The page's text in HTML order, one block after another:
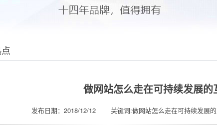
做网站怎么走在可持续发展的
发布日期：2018/12/12 关键词:做网站怎么走在可持续发